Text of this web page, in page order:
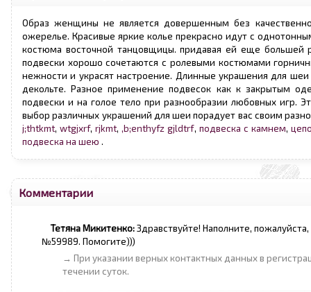
Образ женщины не является довершенным без
ожерелье. Красивые яркие колье прекрасно идут с
костюма восточной танцовщицы. придавая ей еще большей
подвески хорошо сочетаются с ролевыми костюмами
нежности и украсят настроение. Длинные украшения для
декольте. Разное применение подвесок как к закрытым
подвески и на голое тело при разнообразии любовных игр.
выбор различных украшений для шеи порадует вас своим
j;thtkmt,wtgjxrf,rjkmt,,b;enthyfz gjldtrf, подвеска с камнем,
подвеска на шею .
Комментарии
Тетяна Микитенко:Здравствуйте! Наполните,
№59989. Помогите)))
→ При указании верных контактных данных в
течении суток.